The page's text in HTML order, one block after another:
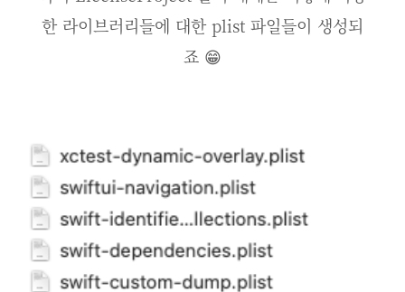
한 라이브러리들에 대한 plist 파일들이 생성되
죠 😁